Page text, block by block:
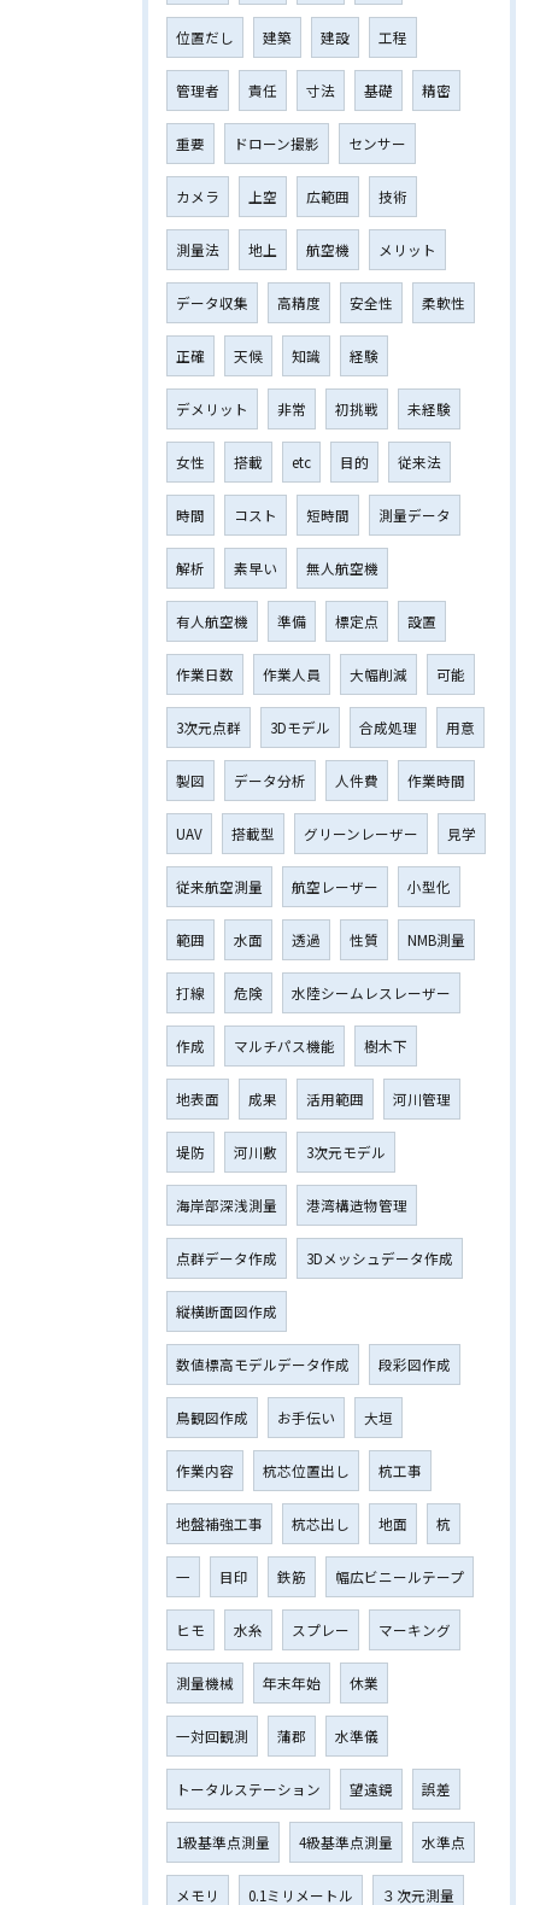
位置だし 建築 建設 工程
管理者 責任 寸法 基礎 精密
重要 ドローン撮影 センサー
カメラ 上空 広範囲 技術
測量法 地上 航空機 メリット
データ収集 高精度 安全性 柔軟性
正確 天候 知識 経験
デメリット 非常 初挑戦 未経験
女性 搭載 etc 目的 従来法
時間 コスト 短時間 測量データ
解析 素早い 無人航空機
有人航空機 準備 標定点 設置
作業日数 作業人員 大幅削減 可能
3次元点群 3Dモデル 合成処理 用意
製図 データ分析 人件費 作業時間
UAV 搭載型 グリーンレーザー 見学
従来航空測量 航空レーザー 小型化
範囲 水面 透過 性質 NMB測量
打線 危険 水陸シームレスレーザー
作成 マルチパス機能 樹木下
地表面 成果 活用範囲 河川管理
堤防 河川敷 3次元モデル
海岸部深浅測量 港湾構造物管理
点群データ作成 3Dメッシュデータ作成
縦横断面図作成
数値標高モデルデータ作成 段彩図作成
鳥観図作成 お手伝い 大垣
作業内容 杭芯位置出し 杭工事
地盤補強工事 杭芯出し 地面 杭
一 目印 鉄筋 幅広ビニールテープ
ヒモ 水糸 スプレー マーキング
測量機械 年末年始 休業
一対回観測 蒲郡 水準儀
トータルステーション 望遠鏡 誤差
1級基準点測量 4級基準点測量 水準点
メモリ 0.1ミリメートル ３次元測量